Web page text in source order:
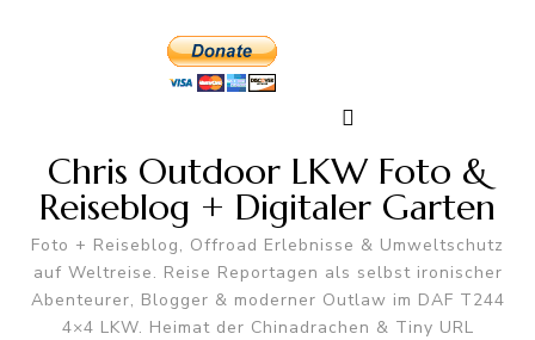
Chris Outdoor LKW Foto &
Reiseblog + Digitaler Garten
Foto + Reiseblog, Offroad Erlebnisse & Umweltschutz
auf Weltreise. Reise Reportagen als selbst ironischer
Abenteurer, Blogger & moderner Outlaw im DAF T244
4×4 LKW. Heimat der Chinadrachen & Tiny URL